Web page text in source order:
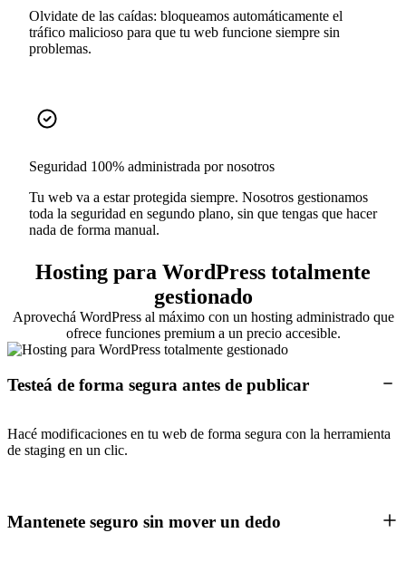
Olvidate de las caídas: bloqueamos automáticamente el
tráfico malicioso para que tu web funcione siempre sin
problemas.
Seguridad 100% administrada por nosotros
Tu web va a estar protegida siempre. Nosotros gestionamos
toda la seguridad en segundo plano, sin que tengas que hacer
nada de forma manual.
Hosting para WordPress totalmente
gestionado
Aprovechá WordPress al máximo con un hosting administrado que
ofrece funciones premium a un precio accesible.
Testeá de forma segura antes de publicar
Hacé modificaciones en tu web de forma segura con la herramienta
de staging en un clic.
Mantenete seguro sin mover un dedo